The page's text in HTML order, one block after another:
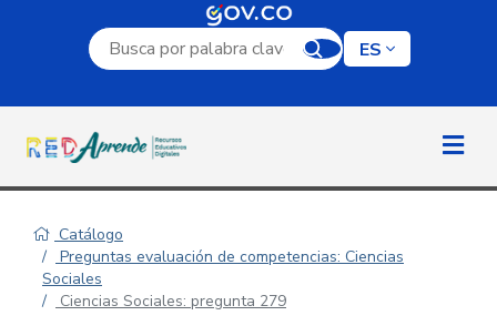
Campo de búsqueda por palabra clave
ES
Catálogo
Preguntas evaluación de competencias: Ciencias
Sociales
Ciencias Sociales: pregunta 279